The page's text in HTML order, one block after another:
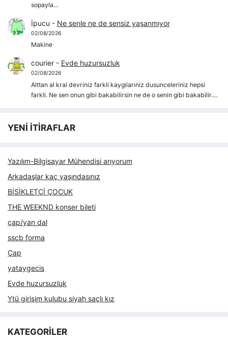
sopayla…
İpucu - Ne senle ne de sensiz yaşanmıyor
02/08/2026
Makine
courier- Evde huzursuzluk
02/08/2026
Alttan al kral devriniz farkli kaygılarıniz dusunceleriniz hepsi
farkli. Ne sen onun gibi bakabilirsin ne de o senin gibi bakabilir.…
YENİ İTİRAFLAR
Yazılım-Bilgisayar Mühendisi arıyorum
Arkadaşlar kaç yaşındasınız
BİSİKLETÇİ ÇOCUK
THE WEEKND konser bileti
çap/yan dal
sscb forma
Çap
yataygecis
Evde huzursuzluk
Ytü girişim kulubu siyah saçlı kız
KATEGORİLER